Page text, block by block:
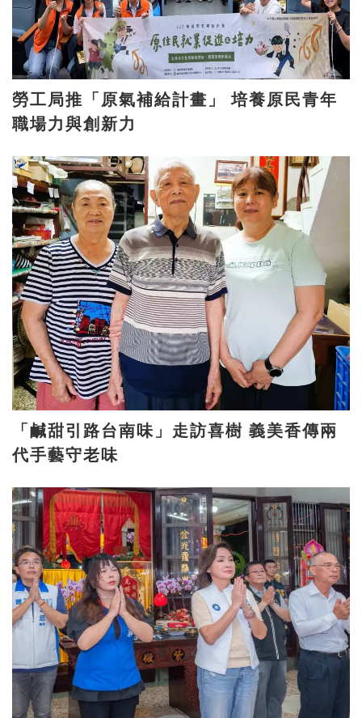
勞工局推「原氣補給計畫」 培養原民青年
職場力與創新力
「鹹甜引路台南味」走訪喜樹 義美香傳兩
代手藝守老味